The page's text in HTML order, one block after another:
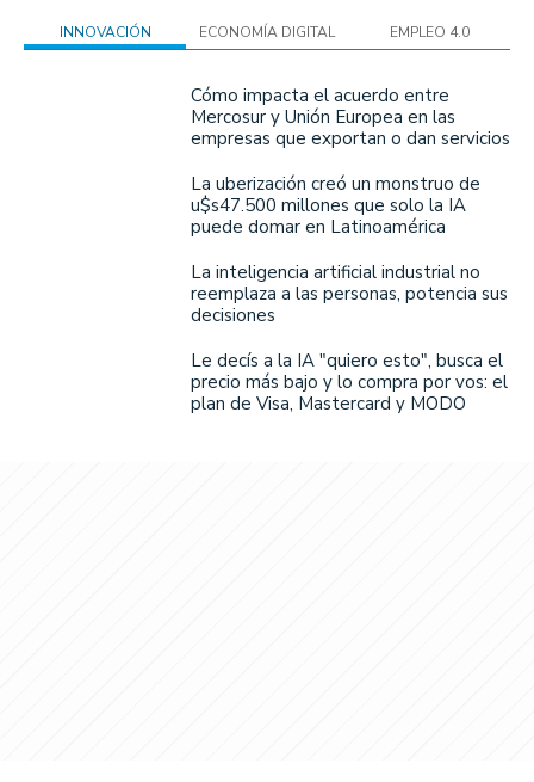
INNOVACIÓN ECONOMÍA DIGITAL EMPLEO 4.0
Cómo impacta el acuerdo entre
Mercosur y Unión Europea en las
empresas que exportan o dan servicios
La uberización creó un monstruo de
u$s47.500 millones que solo la IA
puede domar en Latinoamérica
La inteligencia artificial industrial no
reemplaza a las personas, potencia sus
decisiones
Le decís a la IA "quiero esto", busca el
precio más bajo y lo compra por vos: el
plan de Visa, Mastercard y MODO